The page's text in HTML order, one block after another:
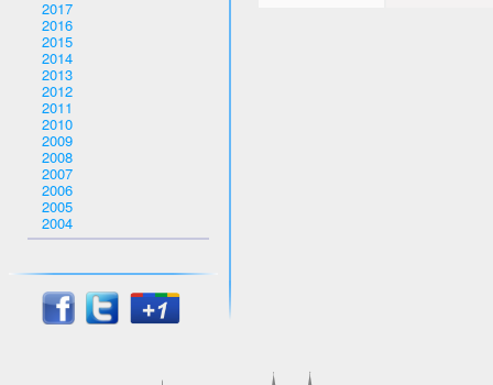
2017
2016
2015
2014
2013
2012
2011
2010
2009
2008
2007
2006
2005
2004